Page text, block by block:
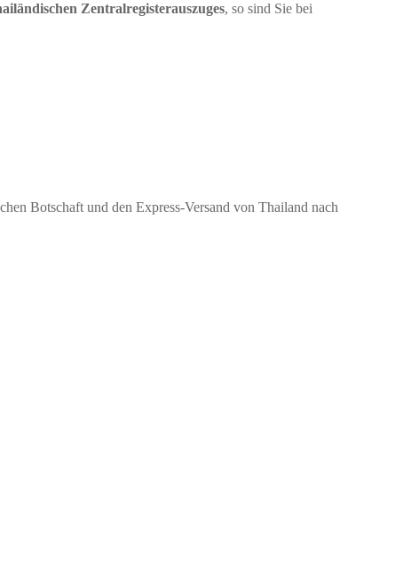
Zentralregisterauszuges, so sind Sie bei
Botschaft und den Express-Versand von Thailand nach